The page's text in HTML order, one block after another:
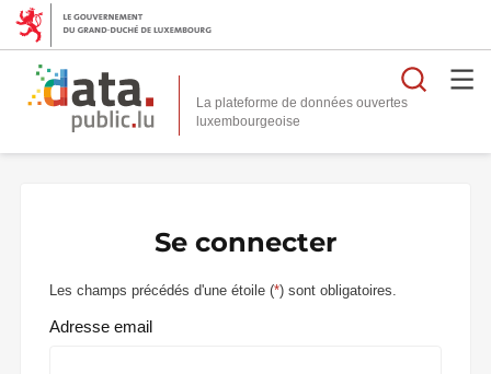
La plateforme de données ouvertes
Se connecter
Les champs précédés d'une étoile (*) sont obligatoires.
Adresse email